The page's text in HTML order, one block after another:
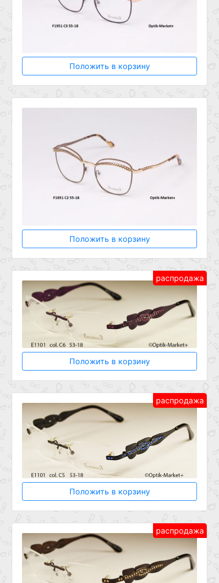
Положить в корзину
Положить в корзину
распродажа
Положить в корзину
распродажа
Положить в корзину
распродажа